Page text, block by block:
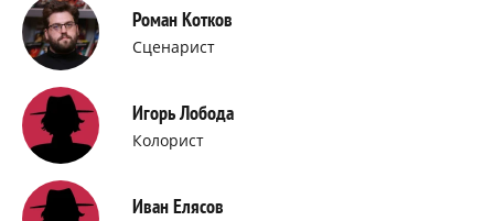
Роман Котков
Сценарист
Игорь Лобода
Колорист
Иван Елясов